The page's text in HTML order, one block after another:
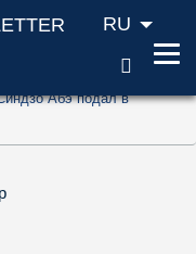
доступа
'2')
RU
Абэ подал в